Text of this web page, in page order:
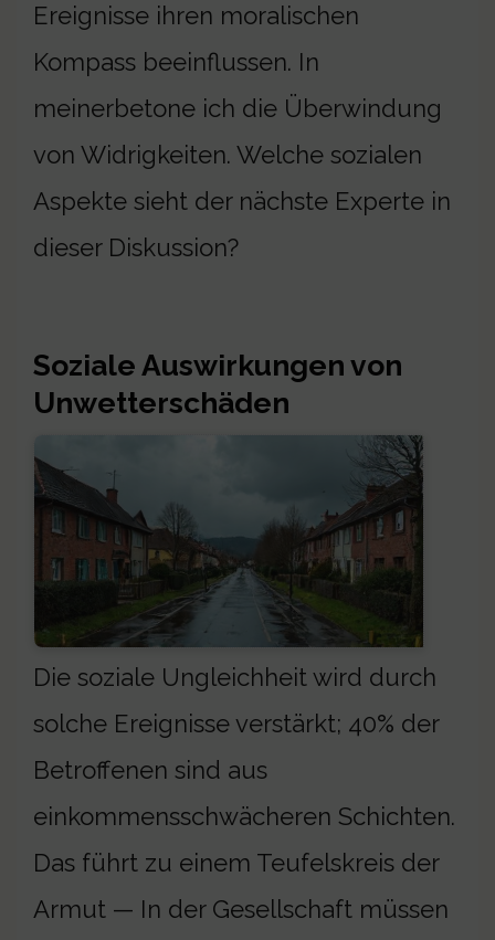
Ereignisse ihren moralischen
Kompass beeinflussen. In
meinerbetone ich die Überwindung
von Widrigkeiten. Welche sozialen
Aspekte sieht der nächste Experte in
dieser Diskussion?
Soziale Auswirkungen von
Unwetterschäden
Die soziale Ungleichheit wird durch
solche Ereignisse verstärkt; 40% der
Betroffenen sind aus
einkommensschwächeren Schichten.
Das führt zu einem Teufelskreis der
Armut — In der Gesellschaft müssen